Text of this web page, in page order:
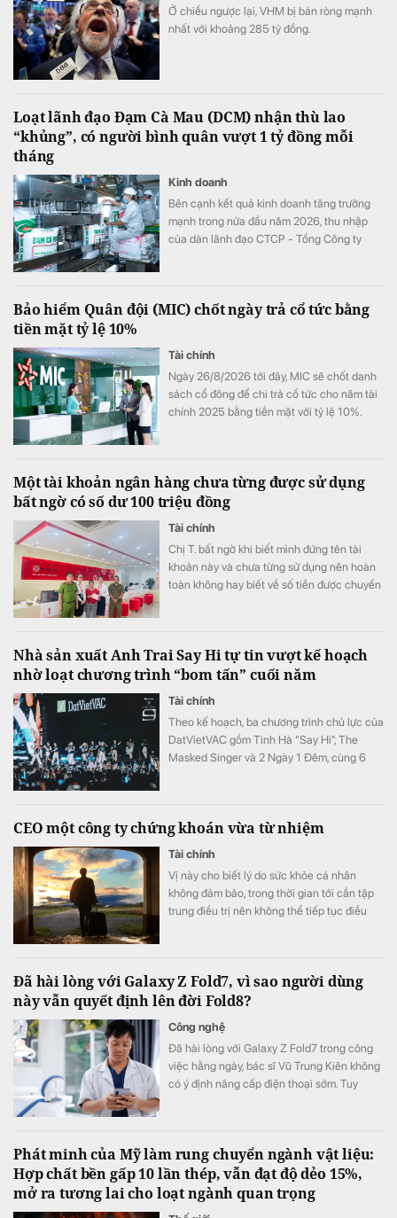
Ở chiều ngược lại, VHM bị bán ròng mạnh
nhất với khoảng 285 tỷ đồng.
Loạt lãnh đạo Đạm Cà Mau (DCM) nhận thù lao
“khủng”, có người bình quân vượt 1 tỷ đồng mỗi
tháng
Kinh doanh
Bên cạnh kết quả kinh doanh tăng trưởng
mạnh trong nửa đầu năm 2026, thu nhập
của dàn lãnh đạo CTCP - Tổng Công ty
tỷ đồng chỉ sau 6 tháng, đặc biệt có trường
Bảo hiểm Quân đội (MIC) chốt ngày trả cổ tức bằng
tiền mặt tỷ lệ 10%
Tài chính
Ngày 26/8/2026 tới đây, MIC sẽ chốt danh
sách cổ đông để chi trả cổ tức cho năm tài
chính 2025 bằng tiền mặt với tỷ lệ 10%.
Một tài khoản ngân hàng chưa từng được sử dụng
bất ngờ có số dư 100 triệu đồng
Tài chính
Chị T. bất ngờ khi biết mình đứng tên tài
khoản này và chưa từng sử dụng nên hoàn
toàn không hay biết về số tiền được chuyển
Nhà sản xuất Anh Trai Say Hi tự tin vượt kế hoạch
nhờ loạt chương trình “bom tấn” cuối năm
Tài chính
Theo kế hoạch, ba chương trình chủ lực của
DatVietVAC gồm Tinh Hà “Say Hi”, The
Masked Singer và 2 Ngày 1 Đêm, cùng 6
CEO một công ty chứng khoán vừa từ nhiệm
Tài chính
Vị này cho biết lý do sức khỏe cá nhân
không đảm bảo, trong thời gian tới cần tập
trung điều trị nên không thể tiếp tục điều
Đã hài lòng với Galaxy Z Fold7, vì sao người dùng
này vẫn quyết định lên đời Fold8?
Công nghệ
Đã hài lòng với Galaxy Z Fold7 trong công
việc hằng ngày, bác sĩ Vũ Trung Kiên không
có ý định nâng cấp điện thoại sớm. Tuy
tế.
Phát minh của Mỹ làm rung chuyển ngành vật liệu:
Hợp chất bền gấp 10 lần thép, vẫn đạt độ dẻo 15%,
mở ra tương lai cho loạt ngành quan trọng